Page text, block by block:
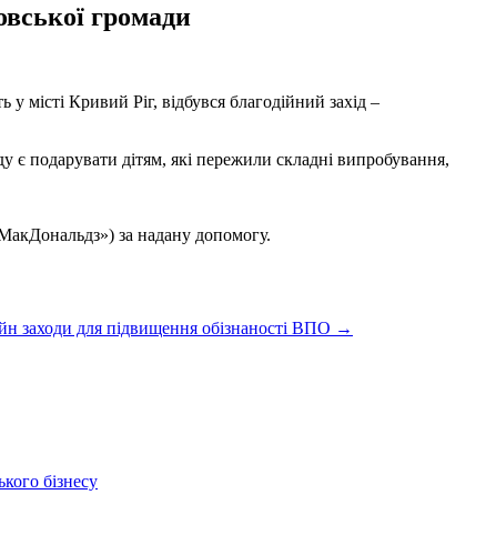
громади
місті Кривий Ріг, відбувся благодійний захід –
є подарувати дітям, які пережили складні випробування,
за надану допомогу.
заходи для підвищення обізнаності ВПО →
бізнесу